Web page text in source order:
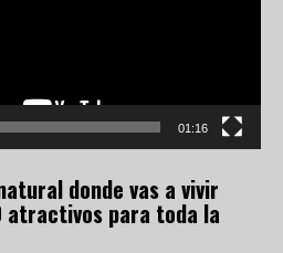
01:16
donde vas a vivir
atractivos para toda la